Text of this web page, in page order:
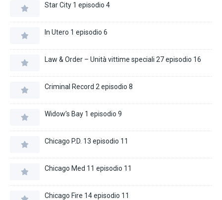
Star City 1 episodio 4
In Utero 1 episodio 6
Law & Order – Unità vittime speciali 27 episodio 16
Criminal Record 2 episodio 8
Widow’s Bay 1 episodio 9
Chicago P.D. 13 episodio 11
Chicago Med 11 episodio 11
Chicago Fire 14 episodio 11